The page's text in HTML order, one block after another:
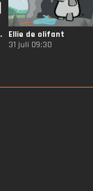
Ellie de olifant
31 juli 09:30